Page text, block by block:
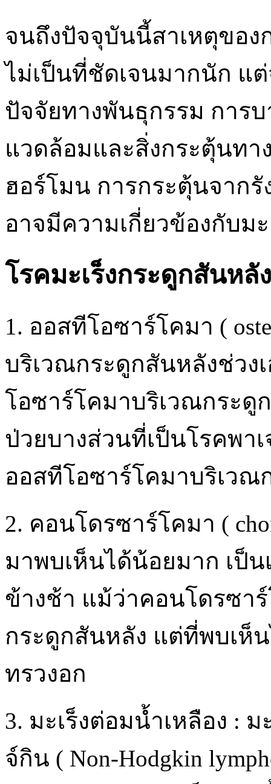
จนถึงปัจจุบันนี้สาเหตุของ
ไม่เป็นที่ชัดเจนมากนัก แ
ปัจจัยทางพันธุกรรม การ
แวดล้อมและสิ่งกระตุ้นทา
ฮอร์โมน การกระตุ้นจาก
อาจมีความเกี่ยวข้องกับม
โรคมะเร็งกระดูกสันห
1. ออสทีโอซาร์โคมา (
บริเวณกระดูกสันหลังช่วง
โอซาร์โคมาบริเวณกระดู
ป่วยบางส่วนที่เป็นโรคพาเ
ออสทีโอซาร์โคมาบริเวณ
2. คอนโดรซาร์โคมา (
มาพบเห็นได้น้อยมาก เป็
ข้างช้า แม้ว่าคอนโดรซา
กระดูกสันหลัง แต่ที่พบเห็
ทรวงอก
3. มะเร็งต่อมน้ำเหลือง :
จ์กิน ( Non-Hodgkin